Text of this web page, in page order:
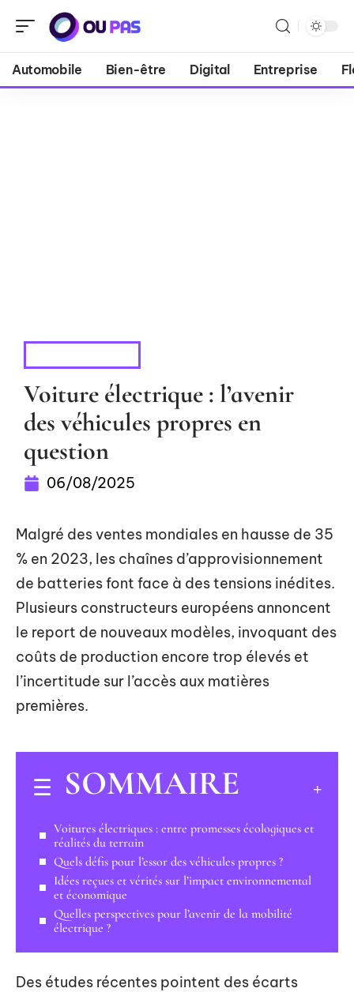
Automobile Bien-être Digital Entreprise
Voiture électrique : l’avenir
des véhicules propres en
question
06/08/2025
Malgré des ventes mondiales en hausse de 35
% en 2023, les chaînes d’approvisionnement
de batteries font face à des tensions inédites.
Plusieurs constructeurs européens annoncent
le report de nouveaux modèles, invoquant des
coûts de production encore trop élevés et
l’incertitude sur l’accès aux matières
premières.
SOMMAIRE
Voitures électriques : entre promesses écologiques et
réalités du terrain
Quels défis pour l’essor des véhicules propres ?
Idées reçues et vérités sur l’impact environnemental
et économique
Quelles perspectives pour l’avenir de la mobilité
électrique ?
Des études récentes pointent des écarts